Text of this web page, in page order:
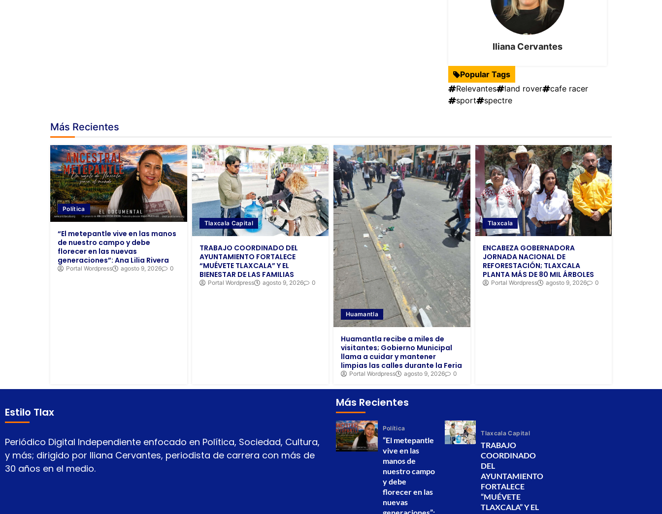
Iliana Cervantes
Popular Tags
Relevantes
land rover
cafe racer
sport
spectre
Más Recientes
Política
“El metepantle vive en las manos
de nuestro campo y debe
florecer en las nuevas
generaciones”: Ana Lilia Rivera
Portal Wordpress agosto 9, 2026 0
Tlaxcala Capital
TRABAJO COORDINADO DEL
AYUNTAMIENTO FORTALECE
“MUÉVETE TLAXCALA” Y EL
BIENESTAR DE LAS FAMILIAS
Portal Wordpress agosto 9, 2026 0
Huamantla
Huamantla recibe a miles de
visitantes; Gobierno Municipal
llama a cuidar y mantener
limpias las calles durante la Feria
Portal Wordpress agosto 9, 2026 0
Tlaxcala
ENCABEZA GOBERNADORA
JORNADA NACIONAL DE
REFORESTACIÓN; TLAXCALA
PLANTA MÁS DE 80 MIL ÁRBOLES
Portal Wordpress agosto 9, 2026 0
Estilo Tlax
Periódico Digital Independiente enfocado en Política, Sociedad, Cultura,
y más; dirigido por Iliana Cervantes, periodista de carrera con más de
30 años en el medio.
Más Recientes
Política
“El metepantle
vive en las
manos de
nuestro campo
y debe
florecer en las
nuevas
Tlaxcala Capital
TRABAJO
COORDINADO
DEL
AYUNTAMIENTO
FORTALECE
“MUÉVETE
TLAXCALA” Y EL